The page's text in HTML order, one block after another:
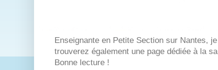
Enseignante en Petite Section sur Nantes,
trouverez également une page dédiée à la
Bonne lecture !